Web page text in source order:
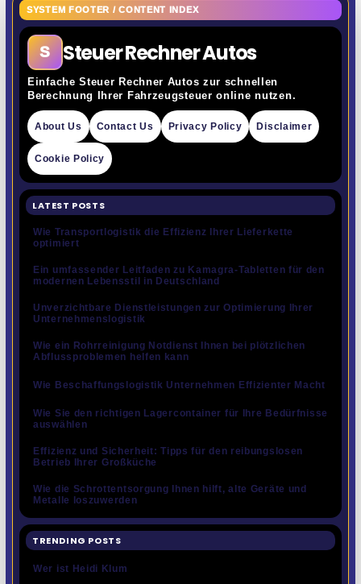
SYSTEM FOOTER / CONTENT INDEX
S Steuer Rechner Autos
Einfache Steuer Rechner Autos zur schnellen
Berechnung Ihrer Fahrzeugsteuer online nutzen.
About Us Contact Us Privacy Policy Disclaimer
Cookie Policy
LATEST POSTS
Wie Transportlogistik die Effizienz Ihrer Lieferkette
optimiert
Ein umfassender Leitfaden zu Kamagra-Tabletten für den
modernen Lebensstil in Deutschland
Unverzichtbare Dienstleistungen zur Optimierung Ihrer
Unternehmenslogistik
Wie ein Rohrreinigung Notdienst Ihnen bei plötzlichen
Abflussproblemen helfen kann
Wie Beschaffungslogistik Unternehmen Effizienter Macht
Wie Sie den richtigen Lagercontainer für Ihre Bedürfnisse
auswählen
Effizienz und Sicherheit: Tipps für den reibungslosen
Betrieb Ihrer Großküche
Wie die Schrottentsorgung Ihnen hilft, alte Geräte und
Metalle loszuwerden
TRENDING POSTS
Wer ist Heidi Klum